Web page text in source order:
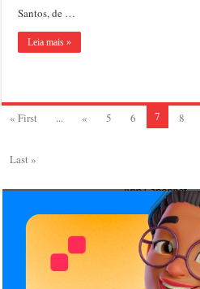
Santos, de …
Leia mais »
« First ... « 5 6 7 8
Last »